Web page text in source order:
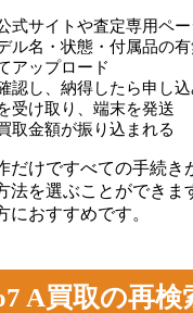
式サイトや査定専用ペ
ル名・状態・付属品の
アップロード
認し、納得したら申し込
受け取り、端末を発送
取金額が振り込まれる
だけですべての手続き
法を選ぶことができま
におすすめです。
A買取の再検